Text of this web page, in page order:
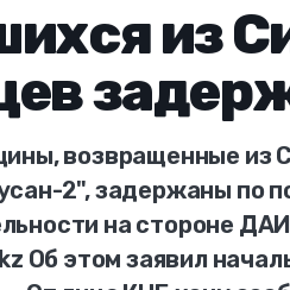
из
возвращенные из
2", задержаны по
на стороне
Об этом заявил